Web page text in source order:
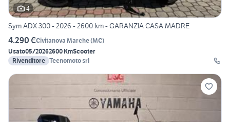
4
Sym ADX 300 - 2026 - 2600 km - GARANZIA CASA MADRE
4.290 €Civitanova Marche(MC)
Usato05/20262600 KmScooter
Rivenditore Tecnomoto srl